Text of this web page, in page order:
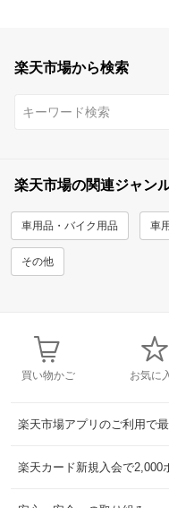
楽天市場から検索
楽天市場の関連ジャン
車用品・バイク用品 車
その他
買い物かご お気に
楽天市場アプリのご利用で
楽天カード新規入会で2,000